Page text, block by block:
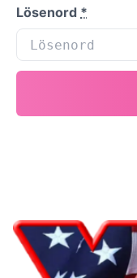
Lösenord *